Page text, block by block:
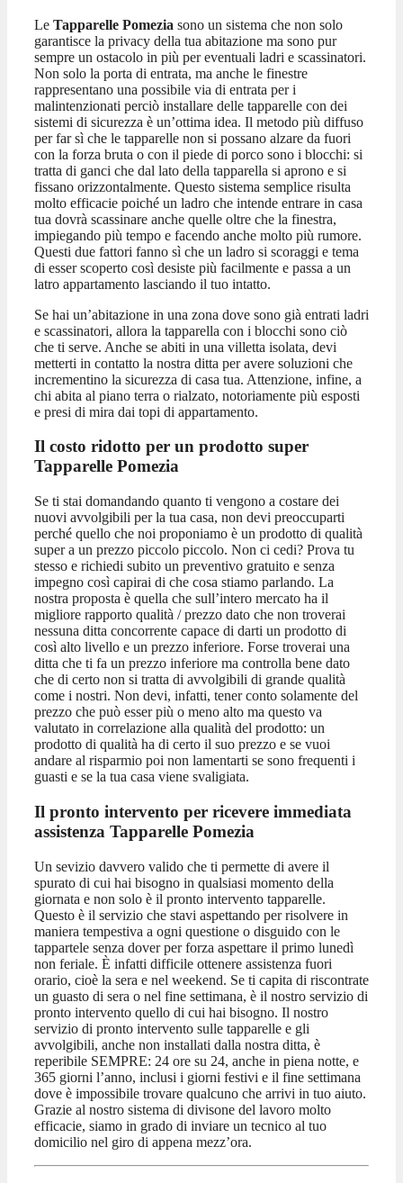
Le Tapparelle Pomezia sono un sistema che non solo
garantisce la privacy della tua abitazione ma sono pur
sempre un ostacolo in più per eventuali ladri e scassinatori.
Non solo la porta di entrata, ma anche le finestre
rappresentano una possibile via di entrata per i
malintenzionati perciò installare delle tapparelle con dei
sistemi di sicurezza è un’ottima idea. Il metodo più diffuso
per far sì che le tapparelle non si possano alzare da fuori
con la forza bruta o con il piede di porco sono i blocchi: si
tratta di ganci che dal lato della tapparella si aprono e si
fissano orizzontalmente. Questo sistema semplice risulta
molto efficacie poiché un ladro che intende entrare in casa
tua dovrà scassinare anche quelle oltre che la finestra,
impiegando più tempo e facendo anche molto più rumore.
Questi due fattori fanno sì che un ladro si scoraggi e tema
di esser scoperto così desiste più facilmente e passa a un
latro appartamento lasciando il tuo intatto.
Se hai un’abitazione in una zona dove sono già entrati ladri
e scassinatori, allora la tapparella con i blocchi sono ciò
che ti serve. Anche se abiti in una villetta isolata, devi
metterti in contatto la nostra ditta per avere soluzioni che
incrementino la sicurezza di casa tua. Attenzione, infine, a
chi abita al piano terra o rialzato, notoriamente più esposti
e presi di mira dai topi di appartamento.
Il costo ridotto per un prodotto super
Tapparelle Pomezia
Se ti stai domandando quanto ti vengono a costare dei
nuovi avvolgibili per la tua casa, non devi preoccuparti
perché quello che noi proponiamo è un prodotto di qualità
super a un prezzo piccolo piccolo. Non ci cedi? Prova tu
stesso e richiedi subito un preventivo gratuito e senza
impegno così capirai di che cosa stiamo parlando. La
nostra proposta è quella che sull’intero mercato ha il
migliore rapporto qualità / prezzo dato che non troverai
nessuna ditta concorrente capace di darti un prodotto di
così alto livello e un prezzo inferiore. Forse troverai una
ditta che ti fa un prezzo inferiore ma controlla bene dato
che di certo non si tratta di avvolgibili di grande qualità
come i nostri. Non devi, infatti, tener conto solamente del
prezzo che può esser più o meno alto ma questo va
valutato in correlazione alla qualità del prodotto: un
prodotto di qualità ha di certo il suo prezzo e se vuoi
andare al risparmio poi non lamentarti se sono frequenti i
guasti e se la tua casa viene svaligiata.
Il pronto intervento per ricevere immediata
assistenza Tapparelle Pomezia
Un sevizio davvero valido che ti permette di avere il
spurato di cui hai bisogno in qualsiasi momento della
giornata e non solo è il pronto intervento tapparelle.
Questo è il servizio che stavi aspettando per risolvere in
maniera tempestiva a ogni questione o disguido con le
tappartele senza dover per forza aspettare il primo lunedì
non feriale. È infatti difficile ottenere assistenza fuori
orario, cioè la sera e nel weekend. Se ti capita di riscontrate
un guasto di sera o nel fine settimana, è il nostro servizio di
pronto intervento quello di cui hai bisogno. Il nostro
servizio di pronto intervento sulle tapparelle e gli
avvolgibili, anche non installati dalla nostra ditta, è
reperibile SEMPRE: 24 ore su 24, anche in piena notte, e
365 giorni l’anno, inclusi i giorni festivi e il fine settimana
dove è impossibile trovare qualcuno che arrivi in tuo aiuto.
Grazie al nostro sistema di divisone del lavoro molto
efficacie, siamo in grado di inviare un tecnico al tuo
domicilio nel giro di appena mezz’ora.